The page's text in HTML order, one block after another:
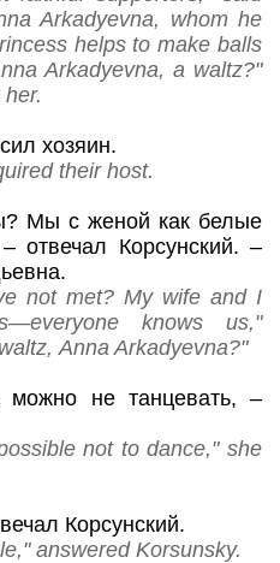
Arkadyevna, whom he
helps to make balls
Arkadyevna, a waltz?"
хозяин.
their host.
Мы с женой как белые
– отвечал Корсунский. –
not met? My wife and I
knows us,"
waltz,Anna Arkadyevna?"
не танцевать,
–
not to dance," she
Корсунский.
answered Korsunsky.